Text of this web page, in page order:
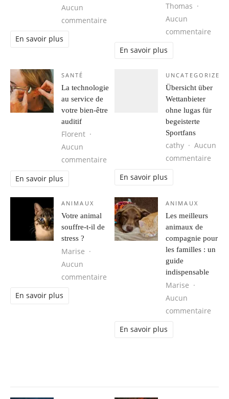
Aucun
commentaire sur Les avantages du bambou
En savoir plus
Thomas
Aucun
commentaire
En savoir plus
SANTÉ
La technologie
au service de
votre bien-être
auditif
Florent
Aucun
commentaire sur La technologie au service de
En savoir plus
UNCATEGORIZED
Übersicht über
Wettanbieter
ohne lugas für
begeisterte
Sportfans
cathy
Aucun
commentaire
En savoir plus
ANIMAUX
Votre animal
souffre-t-il de
stress ?
Marise
Aucun
commentaire sur Votre animal souffre-t-il de
En savoir plus
ANIMAUX
Les meilleurs
animaux de
compagnie pour
les familles : un
guide
indispensable
Marise
Aucun
commentaire
En savoir plus